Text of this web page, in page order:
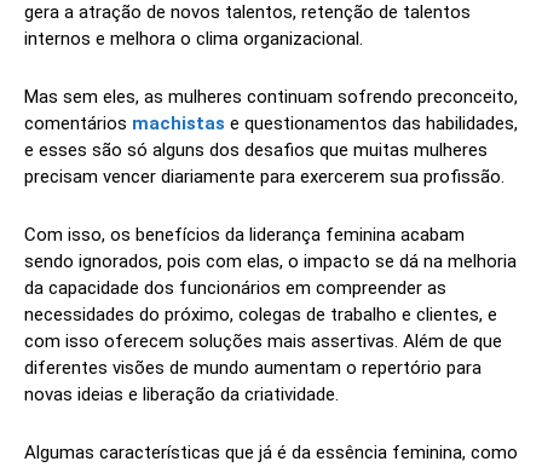
gera a atração de novos talentos, retenção de talentos
internos e melhora o clima organizacional.
Mas sem eles, as mulheres continuam sofrendo preconceito,
comentários machistas e questionamentos das habilidades,
e esses são só alguns dos desafios que muitas mulheres
precisam vencer diariamente para exercerem sua profissão.
Com isso, os benefícios da liderança feminina acabam
sendo ignorados, pois com elas, o impacto se dá na melhoria
da capacidade dos funcionários em compreender as
necessidades do próximo, colegas de trabalho e clientes, e
com isso oferecem soluções mais assertivas. Além de que
diferentes visões de mundo aumentam o repertório para
novas ideias e liberação da criatividade.
Algumas características que já é da essência feminina, como